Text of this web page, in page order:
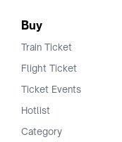
Buy
Train Ticket
Flight Ticket
Ticket Events
Hotlist
Category